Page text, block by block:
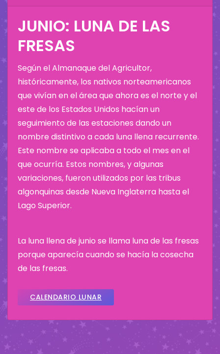
JUNIO: LUNA DE LAS
FRESAS
Según el Almanaque del Agricultor,
históricamente, los nativos norteamericanos
que vivían en el área que ahora es el norte y el
este de los Estados Unidos hacían un
seguimiento de las estaciones dando un
nombre distintivo a cada luna llena recurrente.
Este nombre se aplicaba a todo el mes en el
que ocurría. Estos nombres, y algunas
variaciones, fueron utilizados por las tribus
algonquinas desde Nueva Inglaterra hasta el
Lago Superior.
La luna llena de junio se llama luna de las fresas
porque aparecía cuando se hacía la cosecha
de las fresas.
CALENDARIO LUNAR